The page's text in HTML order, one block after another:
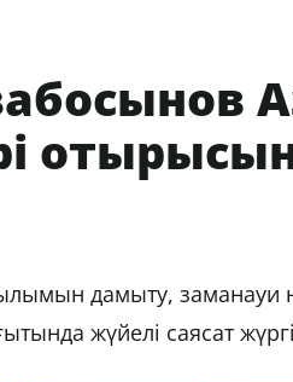
дамыту, заманауи
жүйелі саясат